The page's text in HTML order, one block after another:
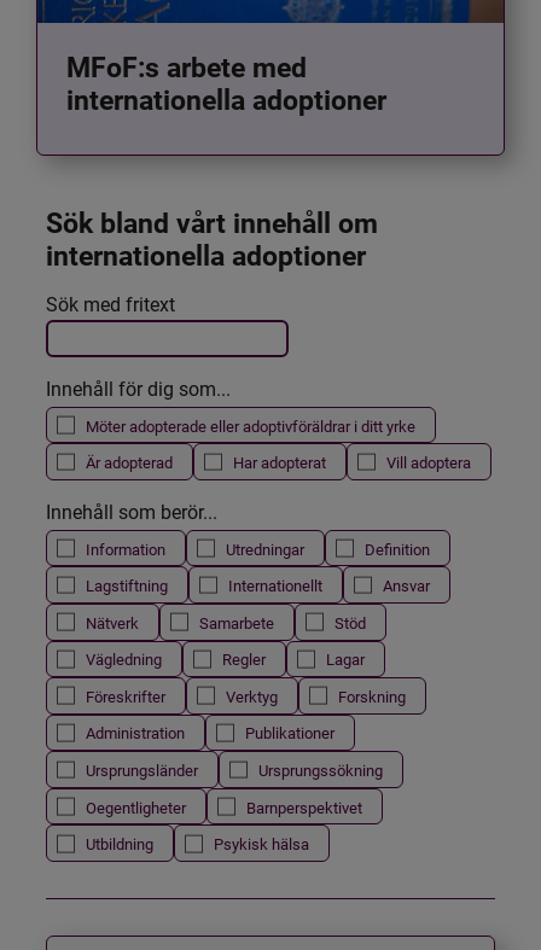
MFoF:s arbete med
internationella adoptioner
Sök bland vårt innehåll om
internationella adoptioner
Filtrera resultatet
Det här formuläret postas automatiskt
Sök med fritext
Innehåll för dig som...
Möter adopterade eller adoptivföräldrar i ditt yrke
Är adopterad
Har adopterat Vill adoptera
Innehåll som berör...
Information Utredningar
Definition
Lagstiftning
Internationellt
Ansvar
Nätverk
Samarbete
Stöd
Vägledning
Regler
Lagar
Föreskrifter
Verktyg
Forskning
Administration
Publikationer
Ursprungsländer
Ursprungssökning
Oegentligheter
Barnperspektivet
Utbildning
Psykisk hälsa